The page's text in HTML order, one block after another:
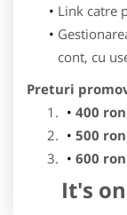
Link catre
cont, cu
Preturi
400
500
600
It's